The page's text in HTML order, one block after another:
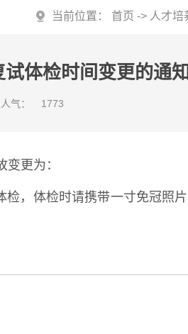
当前位置： 首页 -> 人才培
体检时间变更的通知
人气： 1773
更为：
，体检时请携带一寸免冠照